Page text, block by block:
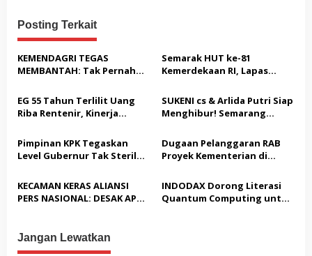
g
a
s
i
p
o
s
Posting Terkait
KEMENDAGRI TEGAS
MEMBANTAH: Tak Pernah
STC Tak Diperpanjang
Semarak HUT ke-81
Kemerdekaan RI, Lapas
Sosial dan Pemeriksaan
Kesehatan Gratis bagi
Masyarakat
EG 55 Tahun Terlilit Uang
Riba Rentenir, Kinerja
Satreskrim Polresta
Karawang unit krimum
SUKENI cs & Arlida Putri Siap
Menghibur! Semarang
Akbar “Back On Track” 2026–
2029
Pimpinan KPK Tegaskan
Level Gubernur Tak Steril
Cukup, Bukan Dilindungi
Dugaan Pelanggaran RAB
Proyek Kementerian di
Nasionaldetik.com Desak
Tindakan Tegas
KECAMAN KERAS ALIANSI
PERS NASIONAL: DESAK APH
USUT TUNTAS GURITA
PUNGLI BERJAMAAH SERTA
INDODAX Dorong Literasi
Quantum Computing untuk
Jangan Lewatkan